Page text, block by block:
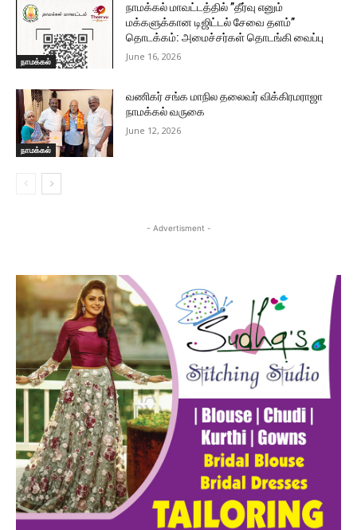
நாமக்கல்
நாமக்கல் மாவட்டத்தில் ”தீர்வு எனும்
மக்களுக்கான டிஜிட்டல் சேவை தளம்”
தொடக்கம்: அமைச்சர்கள் தொடங்கி வைப்பு
June 16, 2026
நாமக்கல்
வணிகர் சங்க மாநில தலைவர் விக்கிரமராஜா
நாமக்கல் வருகை
June 12, 2026
- Advertisment -